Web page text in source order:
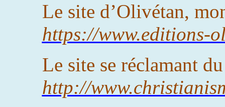
Le site d’Olivétan,
https://www.editions-
Le site se réclamant
http://